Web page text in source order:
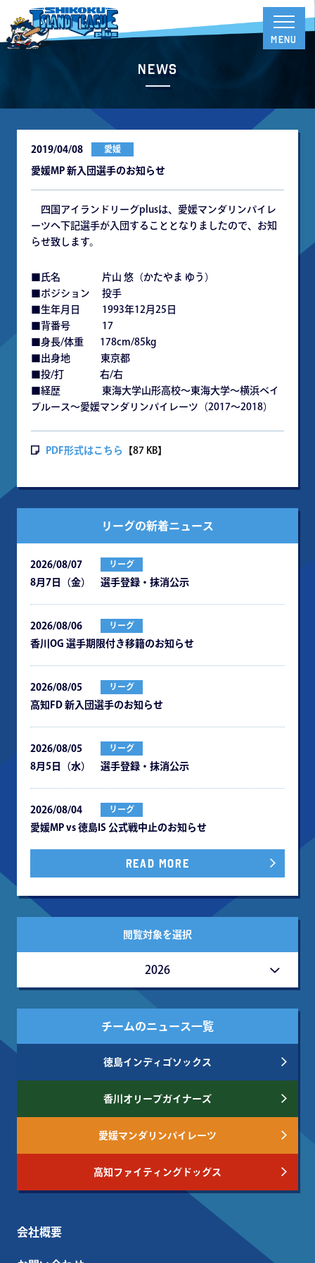
News
2019/04/08 愛媛
愛媛MP 新入団選手のお知らせ
四国アイランドリーグplusは、愛媛マンダリンパイレ
ーツへ下記選手が入団することとなりましたので、お知
らせ致します。
■氏名 片山 悠（かたやま ゆう）
■ポジション 投手
■生年月日 1993年12月25日
■背番号 17
■身長/体重 178cm/85kg
■出身地 東京都
■投/打 右/右
■経歴 東海大学山形高校～東海大学～横浜ベイ
ブルース～愛媛マンダリンパイレーツ（2017～2018）
PDF形式はこちら 【87 KB】
リーグの新着ニュース
2026/08/07 リーグ
8月7日（金） 選手登録・抹消公示
2026/08/06 リーグ
⾹川OG 選⼿期限付き移籍のお知らせ
2026/08/05 リーグ
⾼知FD 新⼊団選⼿のお知らせ
2026/08/05 リーグ
8月5日（水） 選手登録・抹消公示
2026/08/04 リーグ
愛媛MP vs 徳島IS 公式戦中⽌のお知らせ
READ MORE
閲覧対象を選択
2026
チームのニュース一覧
徳島インディゴソックス
香川オリーブガイナーズ
愛媛マンダリンパイレーツ
高知ファイティングドッグス
会社概要